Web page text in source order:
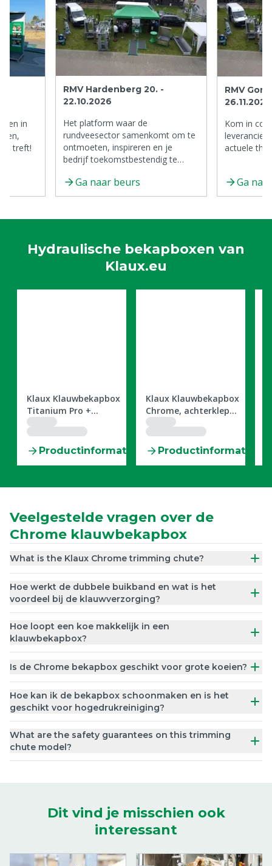
in
treft!
RMV Hardenberg 20. -
22.10.2026
Het platform waar de
rundveesector samenkomt om te
ontmoeten, inspireren en je
bedrijf toekomstbestendig te
Ga naar beurs
RMV
26.11.2026
Kom in
actuele
Ga
Hydraulische bekapboxen van
Klaux.eu
Klaux Klauwbekapbox
Titanium Pro +
Droogzetluik
Productinformatie
Klaux Klauwbekapbox
Chrome, achterklep
positie standaard
Productinformatie
Veelgestelde vragen over de
Chrome klauwbekapbox
What is the Klaux Chrome trimming chute?
Hoe werkt de dubbele buikband en wat is het
voordeel bij de klauwverzorging?
Hoe loopt een koe makkelijk in een
klauwbekapbox?
Is de Chrome bekapbox geschikt voor grote koeien?
Hoe kan ik de bekapbox schoonmaken en is het
geschikt voor hogedrukreiniging?
What are the safety guarantees on this trimming
chute model?
Dit vind je misschien ook
interessant